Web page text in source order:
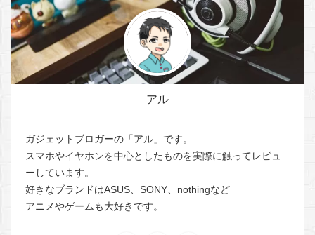
アル
ガジェットブロガーの「アル」です。
スマホやイヤホンを中心としたものを実際に触ってレビュ
ーしています。
好きなブランドはASUS、SONY、nothingなど
アニメやゲームも大好きです。